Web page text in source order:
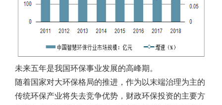
未来五年是我国环保事业发展的高峰期。
随着国家对大环保格局的推进，作为以末端治理为主的
传统环保产业将失去竞争优势，财政环保投资的主要方